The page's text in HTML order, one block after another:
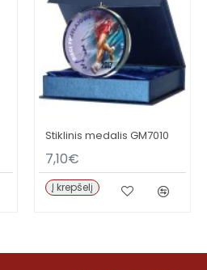
Stiklinis medalis GM7010
7,10€
Į krepšelį